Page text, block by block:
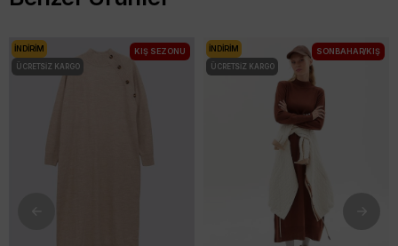
İNDIRIM
ÜCRETSIZ KARGO
KIŞ SEZONU İNDIRIM
ÜCRETSIZ KARGO
SONBAHAR/KIŞ